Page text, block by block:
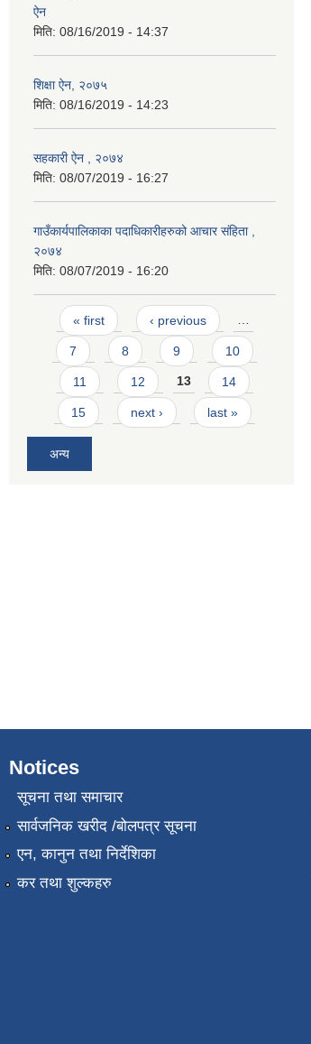
ऐन
मिति: 08/16/2019 - 14:37
शिक्षा ऐन, २०७५
मिति: 08/16/2019 - 14:23
सहकारी ऐन , २०७४
मिति: 08/07/2019 - 16:27
गाउँकार्यपालिकाका पदाधिकारीहरुको आचार संहिता ,
२०७४
मिति: 08/07/2019 - 16:20
Pages
« first ‹ previous …
7 8 9 10
11 12 13 14
15 next › last »
अन्य
Notices
सूचना तथा समाचार
सार्वजनिक खरीद /बोलपत्र सूचना
एन, कानुन तथा निर्देशिका
कर तथा शुल्कहरु